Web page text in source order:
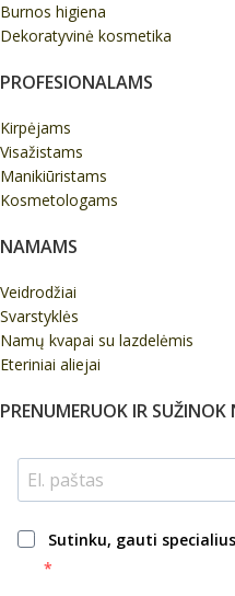
Burnos higiena
Dekoratyvinė kosmetika
PROFESIONALAMS
Kirpėjams
Visažistams
Manikiūristams
Kosmetologams
NAMAMS
Veidrodžiai
Svarstyklės
Namų kvapai su lazdelėmis
Eteriniai aliejai
PRENUMERUOK IR SUŽINOK
Sutinku, gauti